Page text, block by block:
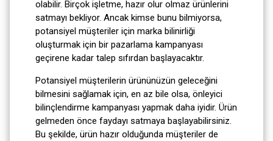
olabilir. Birçok işletme, hazır olur olmaz ürünlerini
satmayı bekliyor. Ancak kimse bunu bilmiyorsa,
potansiyel müşteriler için marka bilinirliği
oluşturmak için bir pazarlama kampanyası
geçirene kadar talep sıfırdan başlayacaktır.
Potansiyel müşterilerin ürününüzün geleceğini
bilmesini sağlamak için, en az bile olsa, önleyici
bilinçlendirme kampanyası yapmak daha iyidir. Ürün
gelmeden önce faydayı satmaya başlayabilirsiniz.
Bu şekilde, ürün hazır olduğunda müşteriler de